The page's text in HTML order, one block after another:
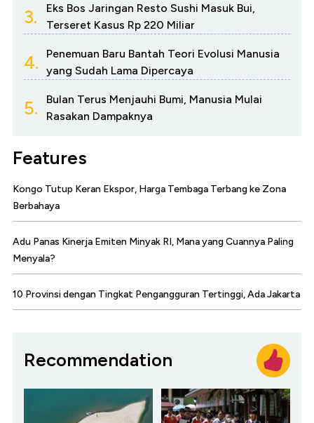
3.
Eks Bos Jaringan Resto Sushi Masuk Bui,
Terseret Kasus Rp 220 Miliar
4.
Penemuan Baru Bantah Teori Evolusi Manusia
yang Sudah Lama Dipercaya
5.
Bulan Terus Menjauhi Bumi, Manusia Mulai
Rasakan Dampaknya
Features
Kongo Tutup Keran Ekspor, Harga Tembaga Terbang ke Zona
Berbahaya
Adu Panas Kinerja Emiten Minyak RI, Mana yang Cuannya Paling
Menyala?
10 Provinsi dengan Tingkat Pengangguran Tertinggi, Ada Jakarta
Recommendation